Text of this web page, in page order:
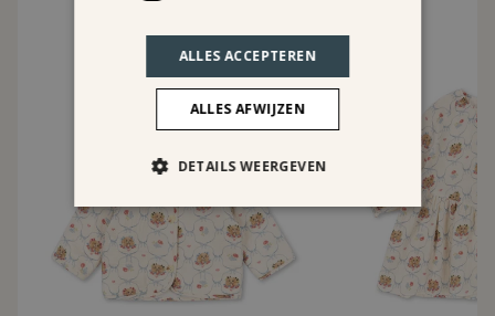
ALLES ACCEPTEREN
ALLES AFWIJZEN
DETAILS WEERGEVEN